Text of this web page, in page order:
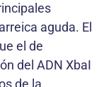
aguda. El
el de
del ADN XbaI
de la